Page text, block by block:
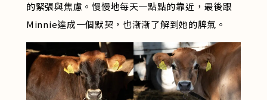
的緊張與焦慮。慢慢地每天一點點的靠近，最後跟
Minnie達成一個默契，也漸漸了解到她的脾氣。